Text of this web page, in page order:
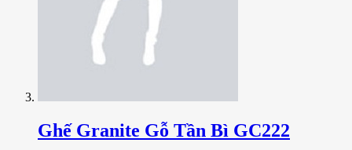
Ghế Granite Gỗ Tần Bì GC222